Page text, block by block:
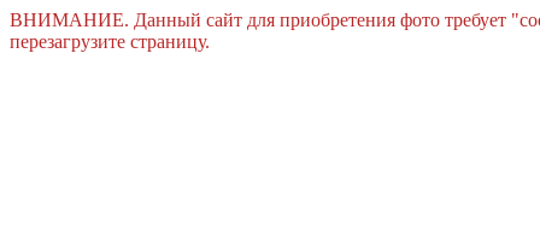
ВНИМАНИЕ. Данный сайт для приобретения фото требует
перезагрузите страницу.